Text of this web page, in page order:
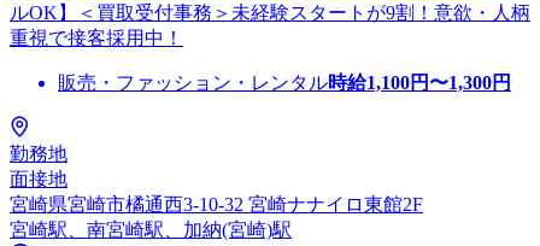
ルOK】＜買取受付事務＞未経験スタートが9割！意欲・人柄
重視で接客採用中！
販売・ファッション・レンタル時給1,100円〜1,300円
勤務地
面接地
宮崎県宮崎市橘通西3-10-32 宮崎ナナイロ東館2F
宮崎駅、南宮崎駅、加納(宮崎)駅